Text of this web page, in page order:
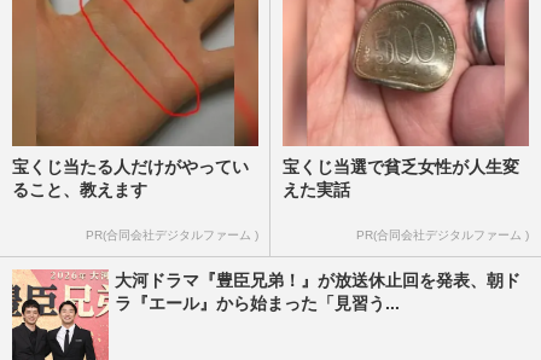
宝くじ当たる人だけがやってい
ること、教えます
PR(合同会社デジタルファーム )
宝くじ当選で貧乏女性が人生変
えた実話
PR(合同会社デジタルファーム )
大河ドラマ『豊臣兄弟！』が放送休止回を発表、朝ド
ラ『エール』から始まった「見習う...